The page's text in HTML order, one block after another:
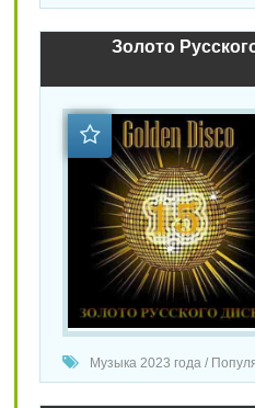
Золото
Музыка 2023 года /